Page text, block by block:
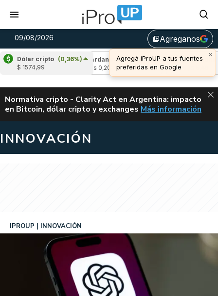
09/08/2026 library_addAgreganos
×
Agregá iProUP a tus fuentes
preferidas en Google
Dólar cripto (0,36%)
$ 1574,99
(0,47%)
Cardano (-0,29%)
u$s 0,20
Avalanche
u$s 6,49
ALERTA
Normativa cripto - Clarity Act en Argentina: impacto
en Bitcoin, dólar cripto y exchanges CLARITY ACT EN
Más información
INNOVACIÓN
IPROUP INNOVACIÓN